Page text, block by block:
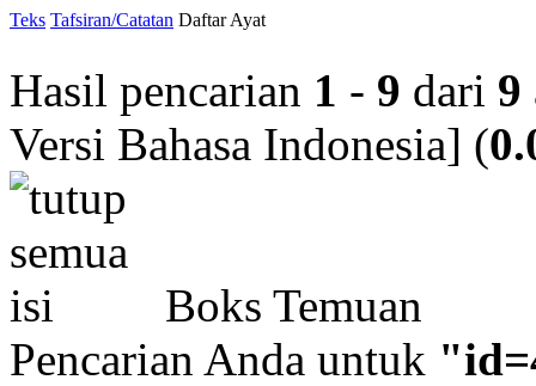
Teks Tafsiran/Catatan Daftar Ayat
Hasil pencarian 1 - 9 dari 9
Versi Bahasa Indonesia] (
Boks Temuan
Pencarian Anda untuk